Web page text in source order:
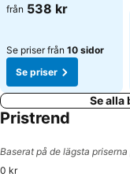
från 538 kr
Se priser från 10 sidor
Se priser
Se alla
Pristrend
Baserat på de lägsta
0 kr